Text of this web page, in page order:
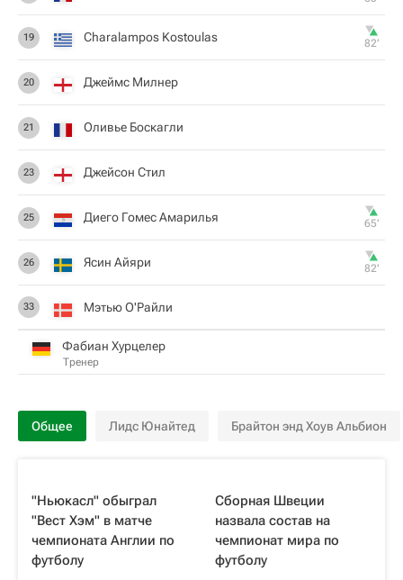
19 Charalampos Kostoulas 82‎’‎
20 Джеймс Милнер
21 Оливье Боскагли
23 Джейсон Стил
25 Диего Гомес Амарилья 65‎’‎
26 Ясин Айяри 82‎’‎
33 Мэтью О'Райли
Фабиан Хурцелер
Тренер
Общее Лидс Юнайтед Брайтон энд Хоув Альбион
"Ньюкасл" обыграл
"Вест Хэм" в матче
чемпионата Англии по
футболу
Сборная Швеции
назвала состав на
чемпионат мира по
футболу